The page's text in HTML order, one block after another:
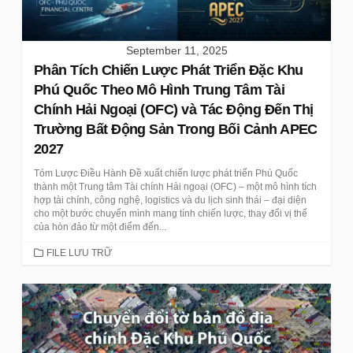
September 11, 2025
Phân Tích Chiến Lược Phát Triển Đặc Khu
Phú Quốc Theo Mô Hình Trung Tâm Tài
Chính Hải Ngoại (OFC) và Tác Động Đến Thị
Trường Bất Động Sản Trong Bối Cảnh APEC
2027
Tóm Lược Điều Hành Đề xuất chiến lược phát triển Phú Quốc
thành một Trung tâm Tài chính Hải ngoại (OFC) – một mô hình tích
hợp tài chính, công nghệ, logistics và du lịch sinh thái – đại diện
cho một bước chuyển mình mang tính chiến lược, thay đổi vị thế
của hòn đảo từ một điểm đến...
CATEGORIES
FILE LƯU TRỮ